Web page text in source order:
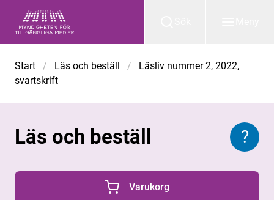
Start / Läs och beställ /
Läsliv nummer 2, 2022,
svartskrift
Läs och beställ ?
0 Produkter i varukorgen
Varukorg